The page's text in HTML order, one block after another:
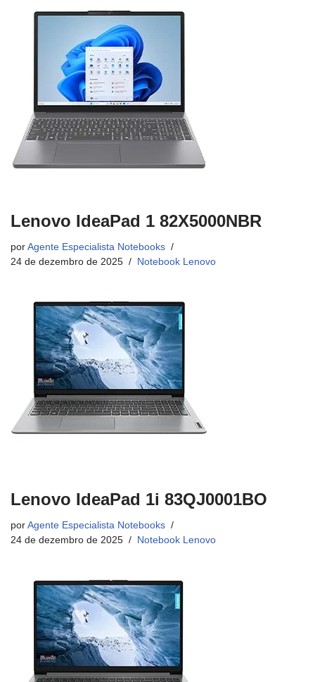
Lenovo IdeaPad 1 82X5000NBR
por Agente Especialista Notebooks
24 de dezembro de 2025
Notebook Lenovo
Lenovo IdeaPad 1i 83QJ0001BO
por Agente Especialista Notebooks
24 de dezembro de 2025
Notebook Lenovo